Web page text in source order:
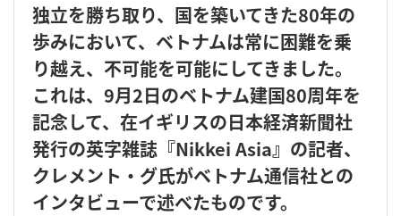
独立を勝ち取り、国を築いてきた80年の
歩みにおいて、ベトナムは常に困難を乗
り越え、不可能を可能にしてきました。
これは、9月2日のベトナム建国80周年を
記念して、在イギリスの日本経済新聞社
発行の英字雑誌『Nikkei Asia』の記者、
クレメント・グ氏がベトナム通信社との
インタビューで述べたものです。